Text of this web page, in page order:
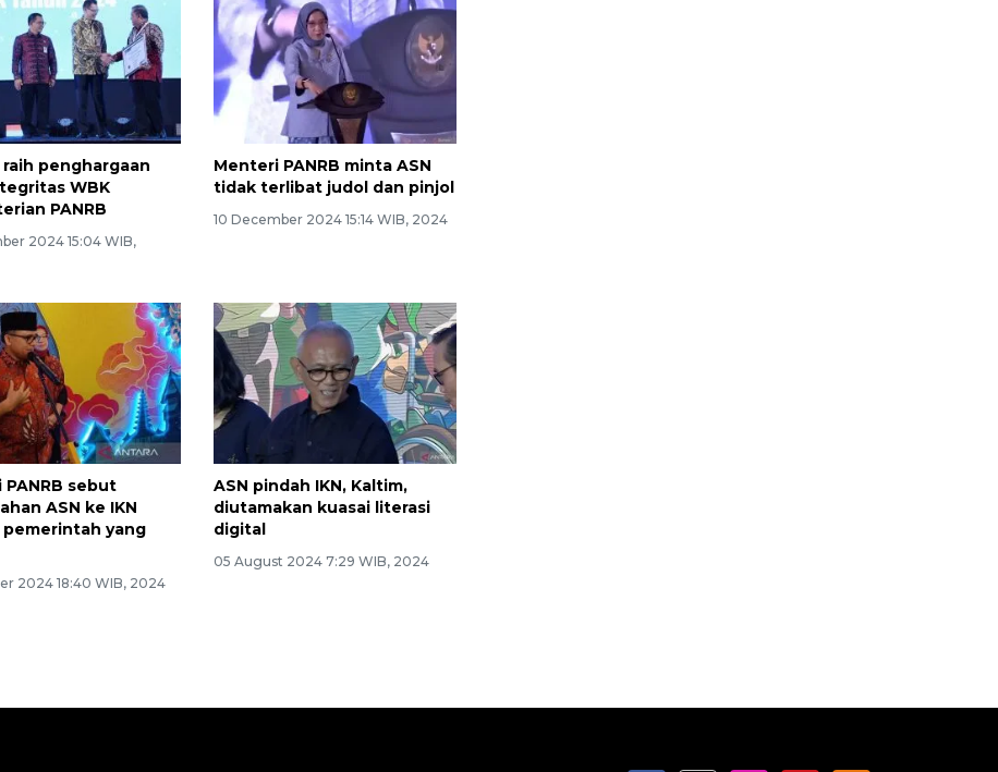
raih penghargaan
WBK
PANRB
2024 15:04 WIB,
Menteri PANRB minta ASN
tidak terlibat judol dan pinjol
10 December 2024 15:14 WIB, 2024
sebut
ASN ke IKN
yang
2024 18:40 WIB, 2024
ASN pindah IKN, Kaltim,
diutamakan kuasai literasi
digital
05 August 2024 7:29 WIB, 2024